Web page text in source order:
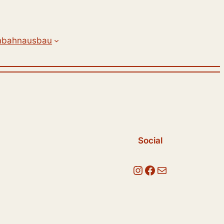
Social
Instagram Facebook E-Mail